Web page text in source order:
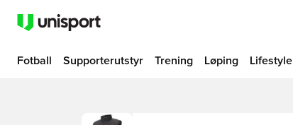
Fotball Supporterutstyr Trening Løping Lifestyle